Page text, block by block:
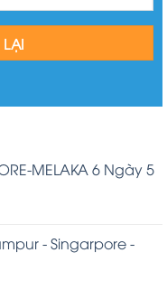
MELAKA 6 Ngày 5
- Singarpore -